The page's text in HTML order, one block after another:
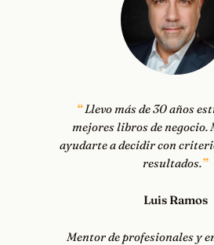
Llevo más de 30 años
mejores libros de negocio.
ayudarte a decidir con
resultados.
Luis Ramos
Mentor de profesionales y